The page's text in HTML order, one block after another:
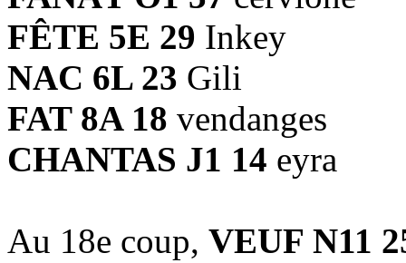
FÊTE 5E 29 Inkey
NAC 6L 23 Gili
FAT 8A 18 vendanges
CHANTAS J1 14 eyra
Au 18e coup, VEUF N11